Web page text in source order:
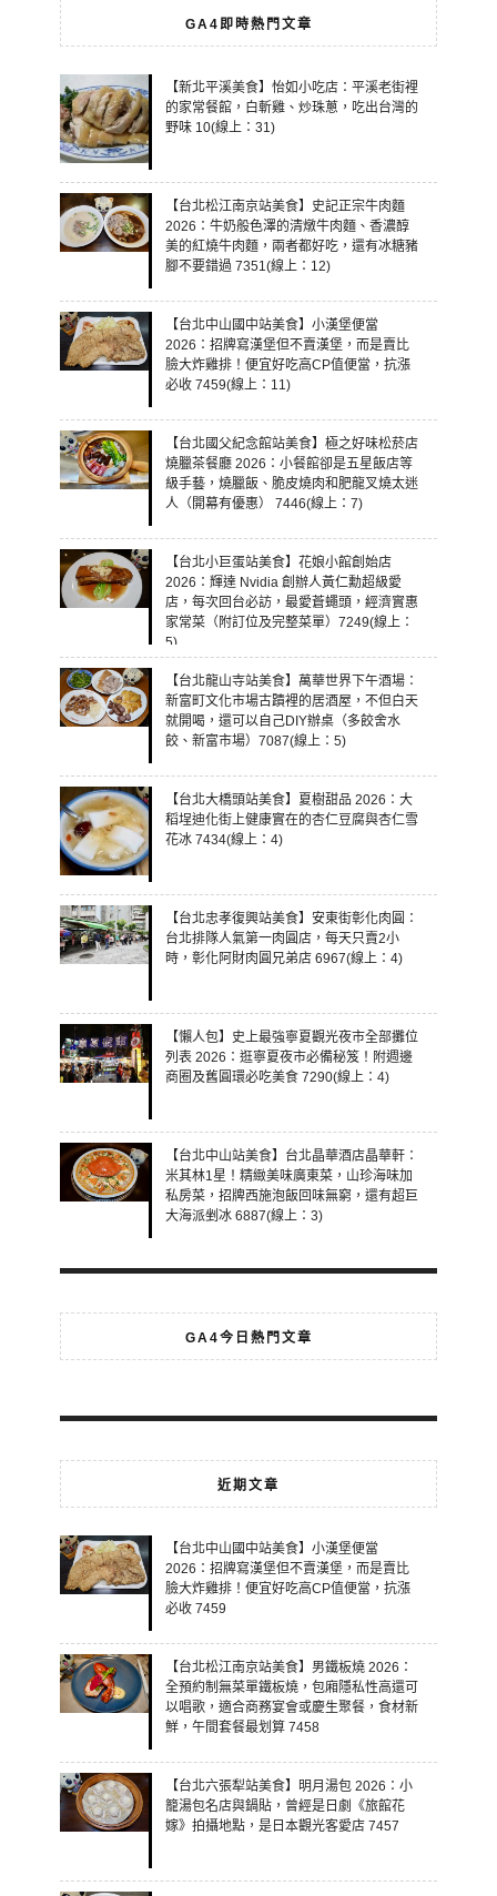
GA4即時熱門文章
【新北平溪美食】怡如小吃店：平溪老街裡
的家常餐館，白斬雞、炒珠蔥，吃出台灣的
野味 10(線上：31)
【台北松江南京站美食】史記正宗牛肉麵
2026：牛奶般色澤的清燉牛肉麵、香濃醇
美的紅燒牛肉麵，兩者都好吃，還有冰糖豬
腳不要錯過 7351(線上：12)
【台北中山國中站美食】小漢堡便當
2026：招牌寫漢堡但不賣漢堡，而是賣比
臉大炸雞排！便宜好吃高CP值便當，抗漲
必收 7459(線上：11)
【台北國父紀念館站美食】極之好味松菸店
燒臘茶餐廳 2026：小餐館卻是五星飯店等
級手藝，燒臘飯、脆皮燒肉和肥龍叉燒太迷
人（開幕有優惠） 7446(線上：7)
【台北小巨蛋站美食】花娘小館創始店
2026：輝達 Nvidia 創辦人黃仁勳超級愛
店，每次回台必訪，最愛蒼蠅頭，經濟實惠
家常菜（附訂位及完整菜單）7249(線上：
5)
【台北龍山寺站美食】萬華世界下午酒場：
新富町文化市場古蹟裡的居酒屋，不但白天
就開喝，還可以自己DIY辦桌（多餃舍水
餃、新富市場）7087(線上：5)
【台北大橋頭站美食】夏樹甜品 2026：大
稻埕迪化街上健康實在的杏仁豆腐與杏仁雪
花冰 7434(線上：4)
【台北忠孝復興站美食】安東街彰化肉圓：
台北排隊人氣第一肉圓店，每天只賣2小
時，彰化阿財肉圓兄弟店 6967(線上：4)
【懶人包】史上最強寧夏觀光夜市全部攤位
列表 2026：逛寧夏夜市必備秘笈！附週邊
商圈及舊圓環必吃美食 7290(線上：4)
【台北中山站美食】台北晶華酒店晶華軒：
米其林1星！精緻美味廣東菜，山珍海味加
私房菜，招牌西施泡飯回味無窮，還有超巨
大海派剉冰 6887(線上：3)
GA4今日熱門文章
近期文章
【台北中山國中站美食】小漢堡便當
2026：招牌寫漢堡但不賣漢堡，而是賣比
臉大炸雞排！便宜好吃高CP值便當，抗漲
必收 7459
【台北松江南京站美食】男鐵板燒 2026：
全預約制無菜單鐵板燒，包廂隱私性高還可
以唱歌，適合商務宴會或慶生聚餐，食材新
鮮，午間套餐最划算 7458
【台北六張犁站美食】明月湯包 2026：小
籠湯包名店與鍋貼，曾經是日劇《旅館花
嫁》拍攝地點，是日本觀光客愛店 7457